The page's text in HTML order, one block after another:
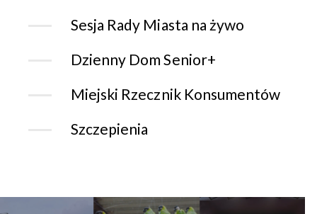
Sesja Rady Miasta na żywo
Dzienny Dom Senior+
Miejski Rzecznik Konsumentów
Szczepienia